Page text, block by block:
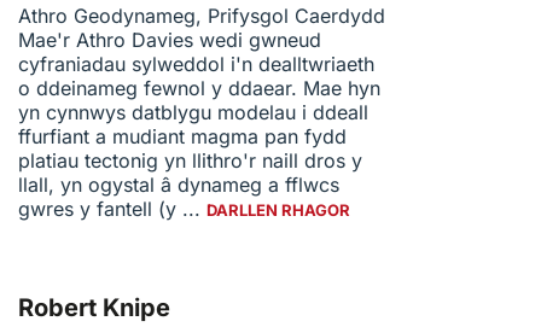
Athro Geodynameg, Prifysgol Caerdydd
Mae'r Athro Davies wedi gwneud
cyfraniadau sylweddol i'n dealltwriaeth
o ddeinameg fewnol y ddaear. Mae hyn
yn cynnwys datblygu modelau i ddeall
ffurfiant a mudiant magma pan fydd
platiau tectonig yn llithro'r naill dros y
llall, yn ogystal â dynameg a fflwcs
gwres y fantell (y ... DARLLEN RHAGOR
Robert Knipe